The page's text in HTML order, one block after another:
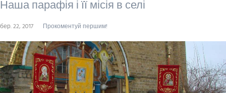
Наша парафія і її місія в селі
бер. 22, 2017 Прокоментуй першим!